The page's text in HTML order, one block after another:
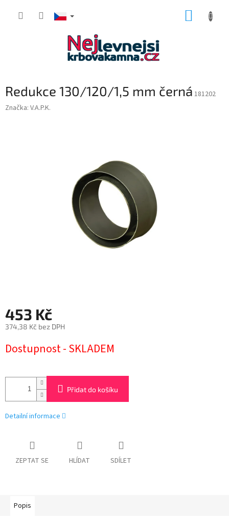
Redukce 130/120/1,5 mm černá 181202
Značka: V.A.P.K.
453 Kč
374,38 Kč bez DPH
cena:
Dostupnost - SKLADEM
Přidat do košíku
Detailní informace
ZEPTAT SE HLÍDAT SDÍLET
Popis